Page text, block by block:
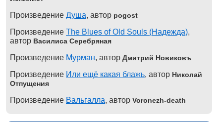
Произведение Душа, автор pogost
Произведение The Blues of Old Souls (Надежда),
автор Василиса Серебряная
Произведение Мурман, автор Дмитрий Новиковъ
Произведение Или ещё какая блажь, автор Николай
Отпущения
Произведение Вальгалла, автор Voronezh-death